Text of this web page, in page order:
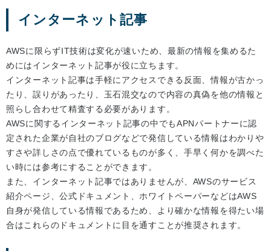
インターネット記事
AWSに限らずIT技術は変化が速いため、最新の情報を集めるた
めにはインターネット記事が役に立ちます。
インターネット記事は手軽にアクセスできる反面、情報が古かっ
たり、誤りがあったり、玉石混交なので内容の真偽を他の情報と
照らし合わせて精査する必要があります。
AWSに関するインターネット記事の中でもAPNパートナーに認
定された企業が自社のブログなどで発信している情報はわかりや
すさや詳しさの点で優れているものが多く、手早く何かを調べた
い時には参考にすることができます。
また、インターネット記事ではありませんが、AWSのサービス
紹介ページ、公式ドキュメント、ホワイトペーパーなどはAWS
自身が発信している情報であるため、より確かな情報を得たい場
合はこれらのドキュメントに目を通すことが推奨されます。